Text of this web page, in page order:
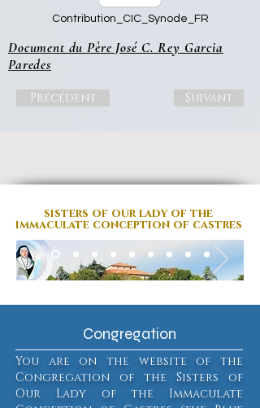
Contribution_CIC_Synode_FR
Document du Père José C. Rey Garcia
Paredes
Précédent Suivant
sisters of our lady of the
immaculate conception of castres
Congregation
You are on the website of the
Congregation of the Sisters of
Our Lady of the Immaculate